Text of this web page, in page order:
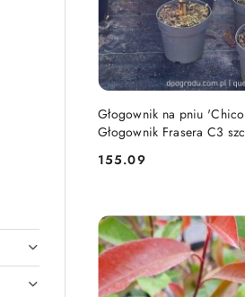
Głogownik na pniu
Głogownik Frasera C3
Cena:
155.09
DO